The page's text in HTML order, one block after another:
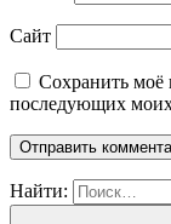
Сайт
Сохранить моё
последующих
Найти: